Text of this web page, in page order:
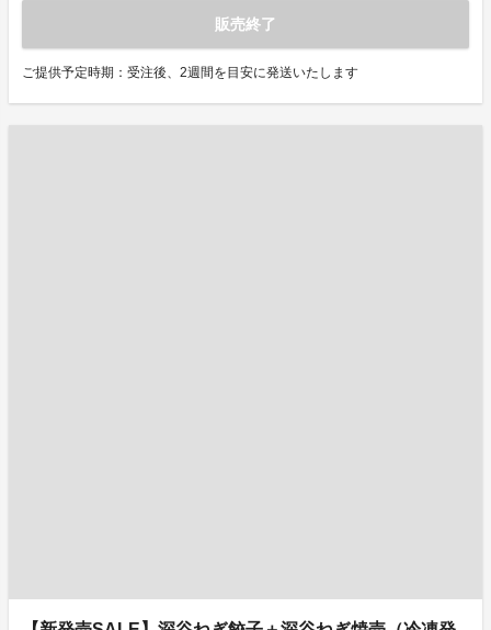
販売終了
ご提供予定時期：受注後、2週間を目安に発送いたします